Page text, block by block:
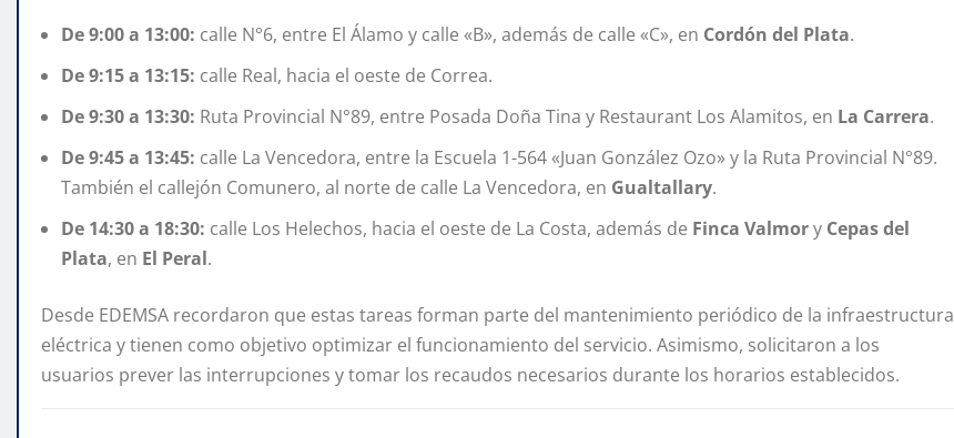
De 9:00 a 13:00: calle N°6, entre El Álamo y calle «B», además de calle «C», en Cordón del Plata.
De 9:15 a 13:15: calle Real, hacia el oeste de Correa.
De 9:30 a 13:30: Ruta Provincial N°89, entre Posada Doña Tina y Restaurant Los Alamitos, en La Carrera.
De 9:45 a 13:45: calle La Vencedora, entre la Escuela 1-564 «Juan González Ozo» y la Ruta Provincial N°89.
También el callejón Comunero, al norte de calle La Vencedora, en Gualtallary.
De 14:30 a 18:30: calle Los Helechos, hacia el oeste de La Costa, además de Finca Valmory Cepas del
Plata, en El Peral.
Desde EDEMSA recordaron que estas tareas forman parte del mantenimiento periódico de la infraestructura
eléctrica y tienen como objetivo optimizar el funcionamiento del servicio. Asimismo, solicitaron a los
usuarios prever las interrupciones y tomar los recaudos necesarios durante los horarios establecidos.